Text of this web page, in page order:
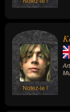
Notez-le !